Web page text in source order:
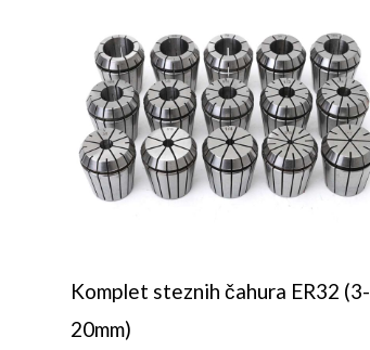
Komplet steznih čahura ER32 (3-
20mm)